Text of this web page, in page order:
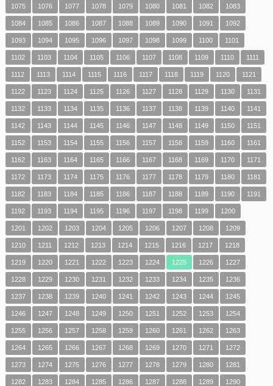
1075 1076 1077 1078 1079 1080 1081 1082 1083
1084 1085 1086 1087 1088 1089 1090 1091 1092
1093 1094 1095 1096 1097 1098 1099 1100 1101
1102 1103 1104 1105 1106 1107 1108 1109 1110 1111
1112 1113 1114 1115 1116 1117 1118 1119 1120 1121
1122 1123 1124 1125 1126 1127 1128 1129 1130 1131
1132 1133 1134 1135 1136 1137 1138 1139 1140 1141
1142 1143 1144 1145 1146 1147 1148 1149 1150 1151
1152 1153 1154 1155 1156 1157 1158 1159 1160 1161
1162 1163 1164 1165 1166 1167 1168 1169 1170 1171
1172 1173 1174 1175 1176 1177 1178 1179 1180 1181
1182 1183 1184 1185 1186 1187 1188 1189 1190 1191
1192 1193 1194 1195 1196 1197 1198 1199 1200
1201 1202 1203 1204 1205 1206 1207 1208 1209
1210 1211 1212 1213 1214 1215 1216 1217 1218
1219 1220 1221 1222 1223 1224 1225 1226 1227
1228 1229 1230 1231 1232 1233 1234 1235 1236
1237 1238 1239 1240 1241 1242 1243 1244 1245
1246 1247 1248 1249 1250 1251 1252 1253 1254
1255 1256 1257 1258 1259 1260 1261 1262 1263
1264 1265 1266 1267 1268 1269 1270 1271 1272
1273 1274 1275 1276 1277 1278 1279 1280 1281
1282 1283 1284 1285 1286 1287 1288 1289 1290